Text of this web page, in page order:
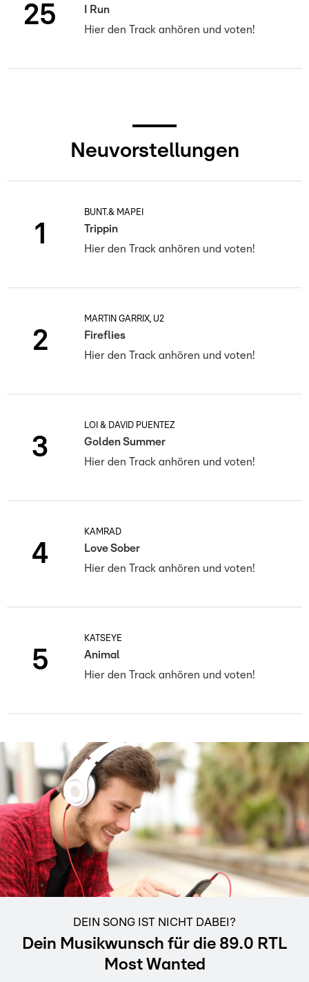
25
I Run
Hier den Track anhören und voten!
Neuvorstellungen
1
BUNT.& MAPEI
Trippin
Hier den Track anhören und voten!
2
MARTIN GARRIX, U2
Fireflies
Hier den Track anhören und voten!
3
LOI & DAVID PUENTEZ
Golden Summer
Hier den Track anhören und voten!
4
KAMRAD
Love Sober
Hier den Track anhören und voten!
5
KATSEYE
Animal
Hier den Track anhören und voten!
DEIN SONG IST NICHT DABEI?
Dein Musikwunsch für die 89.0 RTL
Most Wanted